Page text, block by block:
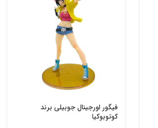
فیگور اورجینال جوبیلی برند
کوتوبوکیا